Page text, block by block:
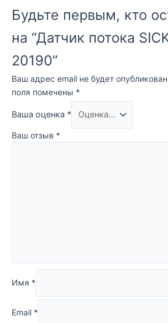
Будьте первым, кто
на “Датчик потока
20190”
Ваш адрес email не будет
поля помечены *
Ваша оценка *
Ваш отзыв *
Имя *
Email *